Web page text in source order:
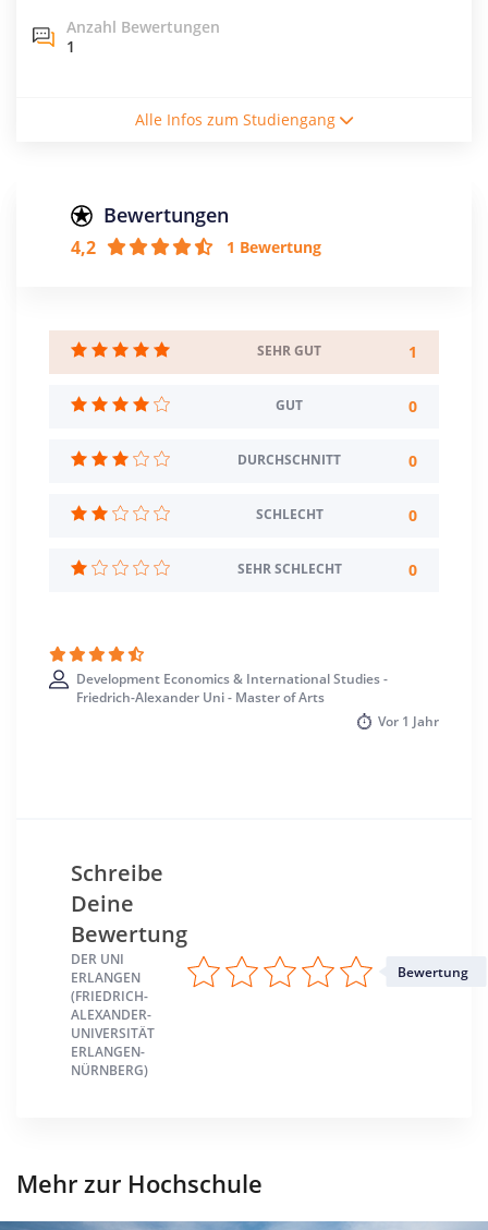
Anzahl Bewertungen
1
Vollzeitstudium
Creditpoints
4 Semester
Sprache
Englisch
Studienbeginn
Erlangen >> Erlangen
Alle Infos zum Studiengang
Bewertungen
4,2 1 Bewertung
SEHR GUT 1
GUT 0
DURCHSCHNITT 0
SCHLECHT 0
SEHR SCHLECHT 0
Development Economics & International Studies -
Friedrich-Alexander Uni - Master of Arts
Vor 1 Jahr
Schreibe
Deine
Bewertung
DER UNI
ERLANGEN
(FRIEDRICH-
ALEXANDER-
UNIVERSITÄT
ERLANGEN-
NÜRNBERG)
Bewertung
Mehr zur Hochschule